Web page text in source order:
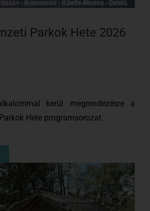
Parkok Hete 2026
kerül megrendezésre a
Hete programsorozat.